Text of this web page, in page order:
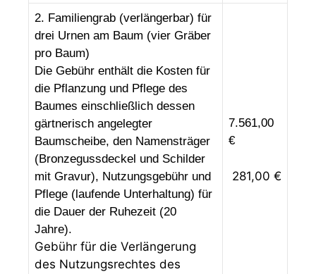
2. Familiengrab (verlängerbar) für
drei Urnen am Baum (vier Gräber
pro Baum)
Die Gebühr enthält die Kosten für
die Pflanzung und Pflege des
Baumes einschließlich dessen
gärtnerisch angelegter
Baumscheibe, den Namensträger
(Bronzegussdeckel und Schilder
mit Gravur), Nutzungsgebühr und
Pflege (laufende Unterhaltung) für
die Dauer der Ruhezeit (20
Jahre).
Gebühr für die Verlängerung
des Nutzungsrechtes des
7.561,00
€
281,00 €